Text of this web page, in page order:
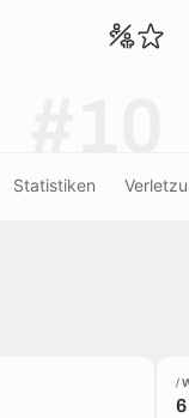
Statistiken
/
6